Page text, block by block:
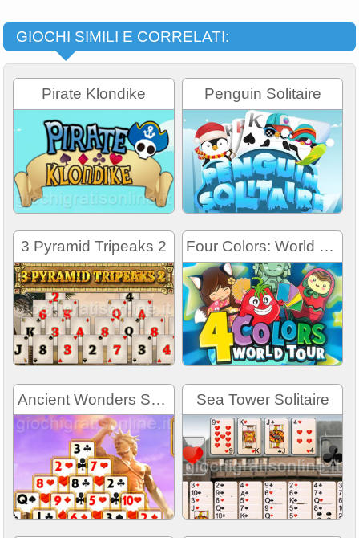
GIOCHI SIMILI E CORRELATI:
Pirate Klondike Penguin Solitaire
3 Pyramid Tripeaks 2 Four Colors: World Tour
Ancient Wonders Solitaire. Sea Tower Solitaire